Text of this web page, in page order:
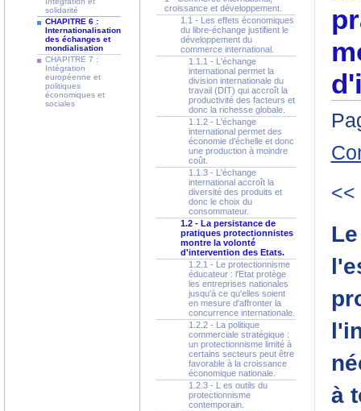
solidarité
CHAPITRE 6 :
Internationalisation
des échanges et
mondialisation
CHAPITRE 7 :
Intégration
européenne et
politiques
économiques et
sociales
croissance et développement.
1.1 - Les effets économiques
du libre-échange justifient le
développement du
commerce international.
1.1.1 - L'échange
international permet la
division internationale du
travail (DIT) qui accroît la
productivité des facteurs et
donc la richesse globale.
1.1.2 - L'échange
international permet des
économie d'échelle et donc
une production à moindre
coût.
1.1.3 - L'échange
international accroît la
diversité des produits et
donc le choix du
consommateur.
1.2 - La persistance de
pratiques protectionnistes
montre la volonté
d'intervention des Etats.
1.2.1 - Le protectionnisme
éducateur : l'Etat protège
les entreprises nationales
jusqu'à ce qu'elles soient
en mesure d'affronter la
concurrence internationale.
1.2.2 - La politique
commerciale stratégique :
un protectionnisme limité à
certains secteurs peut être
favorable à la croissance
économique nationale.
1.2.3 - L es outils du
protectionnisme
contemporain.
<<
à